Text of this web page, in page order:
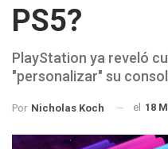
PS5?
PlayStation ya reveló
"personalizar" su
Por Nicholas Koch el 18